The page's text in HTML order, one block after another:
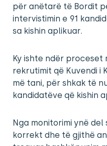
për anëtarë të Bordit
intervistimin e 91
sa kishin aplikuar.
Ky ishte ndër proceset
rekrutimit që Kuvendi i
më tani, për shkak të
kandidatëve që kishin
Nga monitorimi ynë
korrekt dhe të gjithë